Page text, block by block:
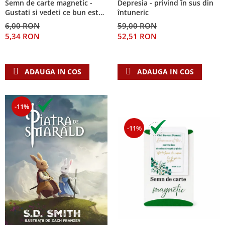
Despre afaceri
Dezvoltare personala
Leadership
Mediu
Semn de carte magnetic -
Gustati si vedeti ce bun este
Domnul!
6,00 RON
5,34 RON
ADAUGA IN COS
Depresia - privind în sus din
întuneric
59,00 RON
52,51 RON
ADAUGA IN COS
-11%
-11%